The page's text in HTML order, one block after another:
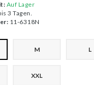
Auf Lager
3 Tagen.
11-6318N
M L
XXL